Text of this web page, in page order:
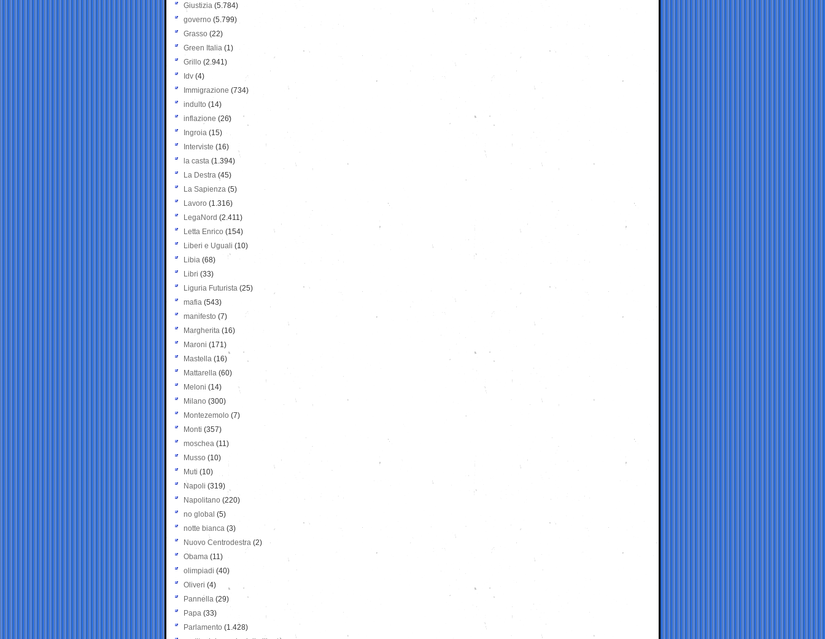
Giustizia (5.784)
governo (5.799)
Grasso (22)
Green Italia (1)
Grillo (2.941)
Idv (4)
Immigrazione (734)
indulto (14)
inflazione (26)
Ingroia (15)
Interviste (16)
la casta (1.394)
La Destra (45)
La Sapienza (5)
Lavoro (1.316)
LegaNord (2.411)
Letta Enrico (154)
Liberi e Uguali (10)
Libia (68)
Libri (33)
Liguria Futurista (25)
mafia (543)
manifesto (7)
Margherita (16)
Maroni (171)
Mastella (16)
Mattarella (60)
Meloni (14)
Milano (300)
Montezemolo (7)
Monti (357)
moschea (11)
Musso (10)
Muti (10)
Napoli (319)
Napolitano (220)
no global (5)
notte bianca (3)
Nuovo Centrodestra (2)
Obama (11)
olimpiadi (40)
Oliveri (4)
Pannella (29)
Papa (33)
Parlamento (1.428)